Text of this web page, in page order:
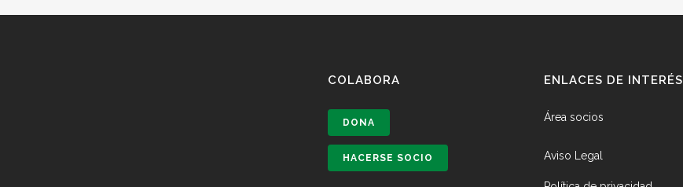
COLABORA
DONA
HACERSE SOCIO
ENLACES DE INTERÉS
Área socios
Aviso Legal